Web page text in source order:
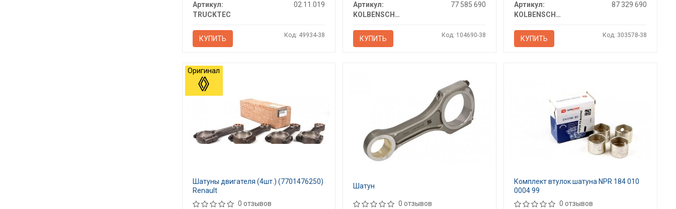
Артикул:
02.11.019
TRUCKTEC
КУПИТЬ Код: 49934-38
Артикул:
77 585 690
KOLBENSCHMIDT
КУПИТЬ Код: 104690-38
Артикул:
87 329 690
KOLBENSCHMIDT
КУПИТЬ Код: 303578-38
Шатуны двигателя (4шт.) (7701476250)
Renault
0 отзывов
Оригинал
Шатун
0 отзывов
Комплект втулок шатуна NPR 184 010
0004 99
0 отзывов